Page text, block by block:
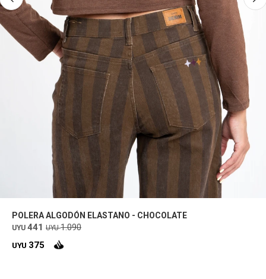
POLERA ALGODÓN ELASTANO - CHOCOLATE
UYU 441 UYU 1.090
UYU 375